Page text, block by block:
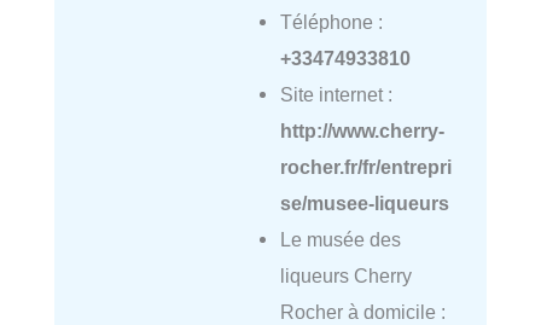
Téléphone :
+33474933810
Site internet :
http://www.cherry-
rocher.fr/fr/entrepri
se/musee-liqueurs
Le musée des
liqueurs Cherry
Rocher à domicile :